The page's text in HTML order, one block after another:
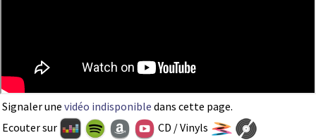
Signaler une vidéo indisponible dans cette page.
Ecouter sur
CD / Vinyls